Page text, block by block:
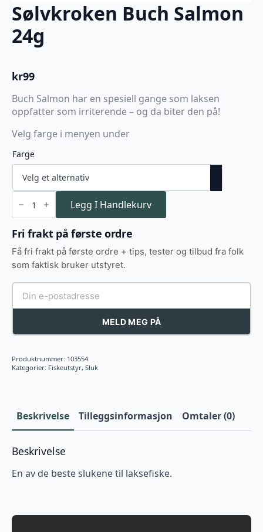
Sølvkroken Buch Salmon
24g
kr99
Buch Salmon har en spesiell gange som laksen
oppfatter som irriterende – og da biter den på!
Velg farge i menyen under
Farge
Sølvkroken
Buch
Salmon
24g
antall
Legg I Handlekurv
Fri frakt på første ordre
Få fri frakt på første ordre + tips, tester og tilbud fra folk
som faktisk bruker utstyret.
MELD MEG PÅ
Produktnummer: 103554
Kategorier: Fiskeutstyr, Sluk
Beskrivelse Tilleggsinformasjon Omtaler (0)
Beskrivelse
En av de beste slukene til laksefiske.